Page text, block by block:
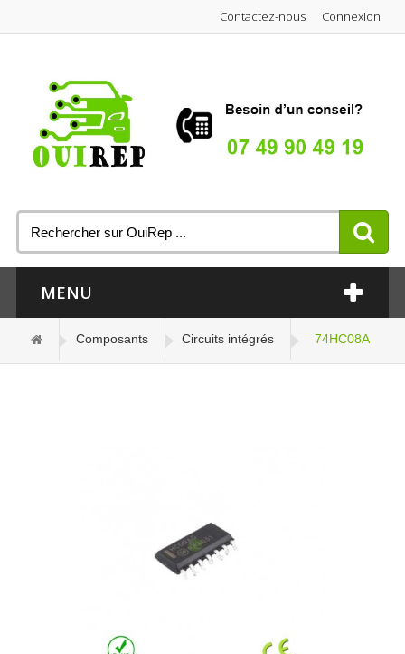
Connexion
Contactez-nous
MENU
Composants Circuits intégrés 74HC08A